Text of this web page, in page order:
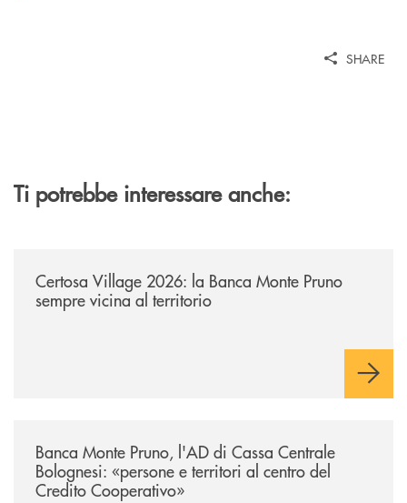
SHARE
Ti potrebbe interessare anche:
Certosa Village 2026: la Banca Monte Pruno
sempre vicina al territorio
Banca Monte Pruno, l'AD di Cassa Centrale
Bolognesi: «persone e territori al centro del
Credito Cooperativo»